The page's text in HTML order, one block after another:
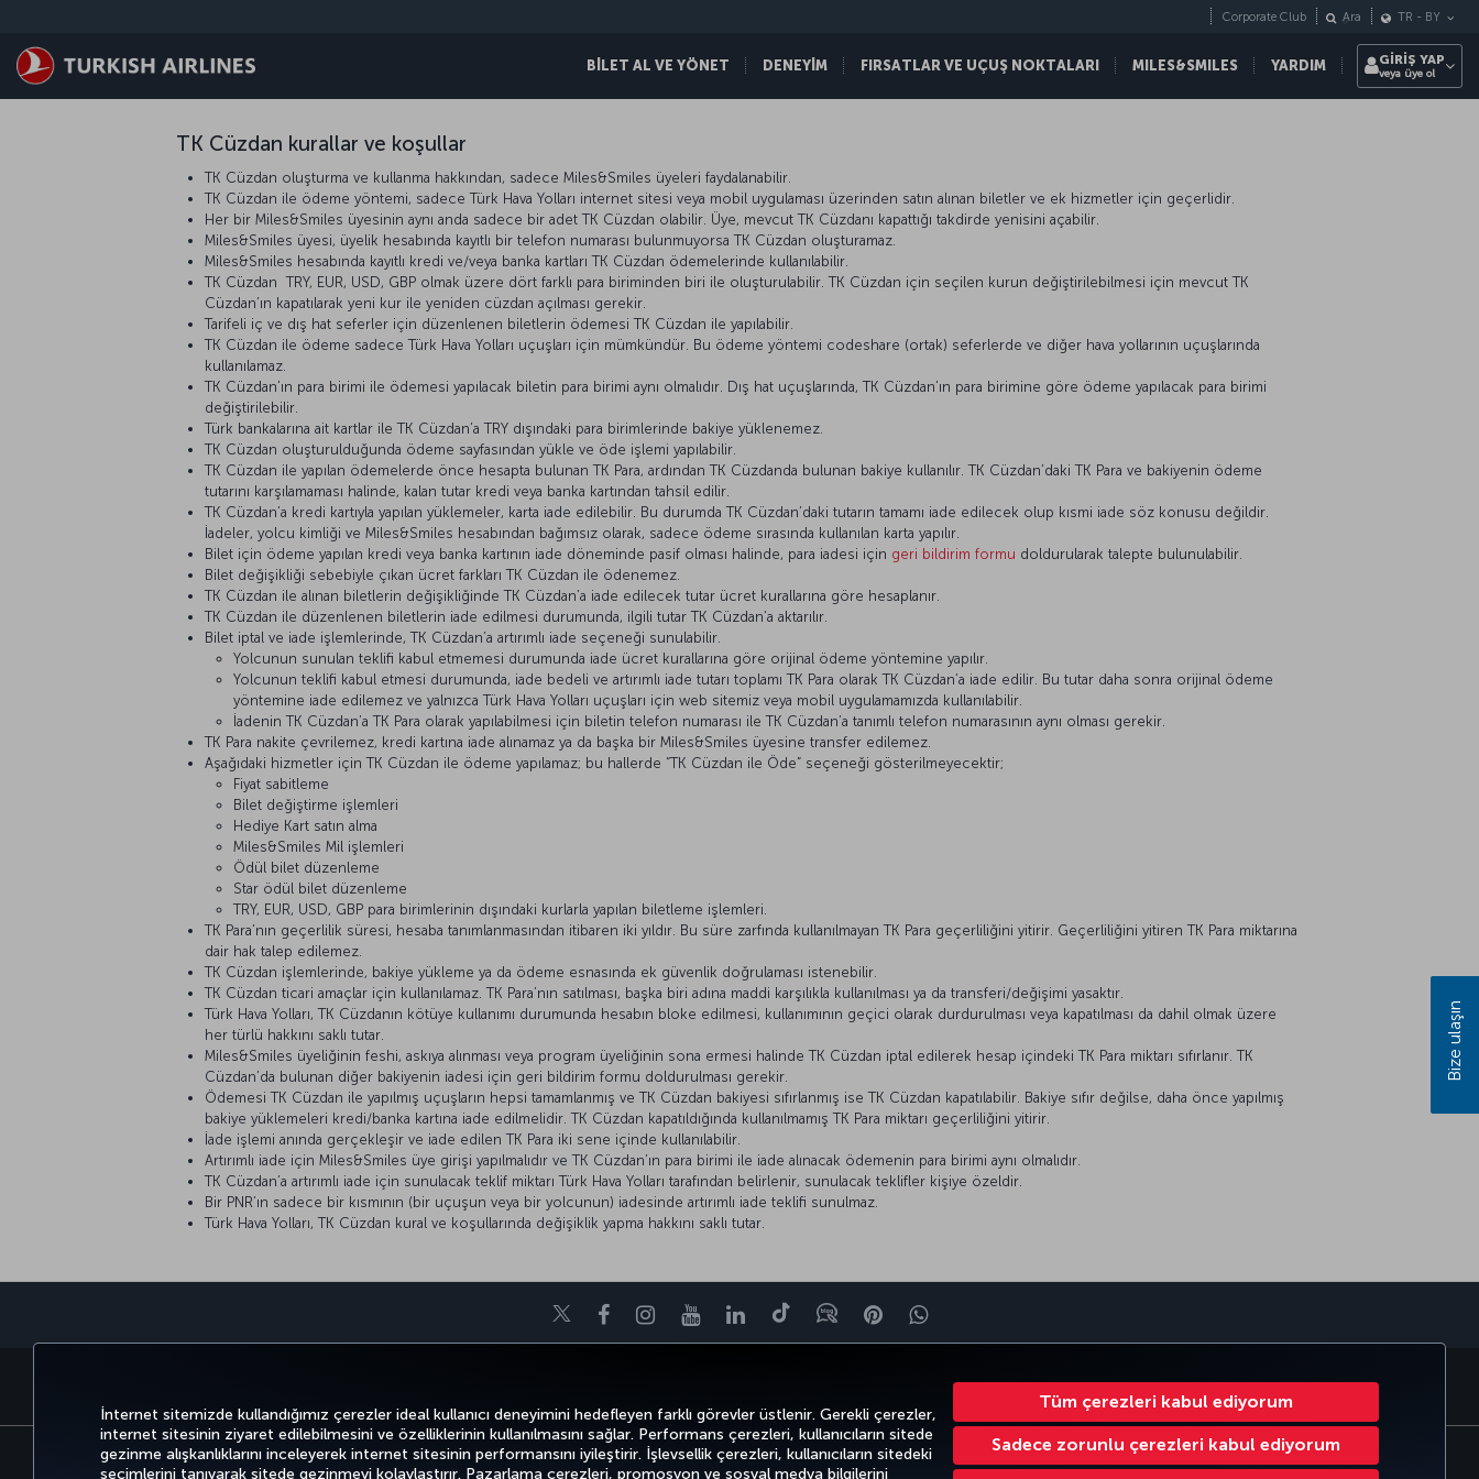
İnternet sitemizde kullandığımız çerezler ideal kullanıcı deneyimini hedefleyen farklı görevler üstlenir. Gerekli çerezler,
internet sitesinin ziyaret edilebilmesini ve özelliklerinin kullanılmasını sağlar. Performans çerezleri, kullanıcıların sitede
gezinme alışkanlıklarını inceleyerek internet sitesinin performansını iyileştirir. İşlevsellik çerezleri, kullanıcıların sitedeki
seçimlerini tanıyarak sitede gezinmeyi kolaylaştırır. Pazarlama çerezleri, promosyon ve sosyal medya bilgilerini
Tüm çerezleri kabul ediyorum
Sadece zorunlu çerezleri kabul ediyorum
BİLET AL VE YÖNET DENEYİM FIRSATLAR VE UÇUŞ NOKTALARI MILES&SMILES YARDIM
Corporate Club Ara TR - BY
GİRİŞ YAP
veya üye ol
TK Cüzdan kurallar ve koşullar
TK Cüzdan oluşturma ve kullanma hakkından, sadece Miles&Smiles üyeleri faydalanabilir.
TK Cüzdan ile ödeme yöntemi, sadece Türk Hava Yolları internet sitesi veya mobil uygulaması üzerinden satın alınan biletler ve ek hizmetler için geçerlidir.
Her bir Miles&Smiles üyesinin aynı anda sadece bir adet TK Cüzdan olabilir. Üye, mevcut TK Cüzdanı kapattığı takdirde yenisini açabilir.
Miles&Smiles üyesi, üyelik hesabında kayıtlı bir telefon numarası bulunmuyorsa TK Cüzdan oluşturamaz.
Miles&Smiles hesabında kayıtlı kredi ve/veya banka kartları TK Cüzdan ödemelerinde kullanılabilir.
TK Cüzdan TRY, EUR, USD, GBP olmak üzere dört farklı para biriminden biri ile oluşturulabilir. TK Cüzdan için seçilen kurun değiştirilebilmesi için mevcut TK
Cüzdan’ın kapatılarak yeni kur ile yeniden cüzdan açılması gerekir.
Tarifeli iç ve dış hat seferler için düzenlenen biletlerin ödemesi TK Cüzdan ile yapılabilir.
TK Cüzdan ile ödeme sadece Türk Hava Yolları uçuşları için mümkündür. Bu ödeme yöntemi codeshare (ortak) seferlerde ve diğer hava yollarının uçuşlarında
kullanılamaz.
TK Cüzdan’ın para birimi ile ödemesi yapılacak biletin para birimi aynı olmalıdır. Dış hat uçuşlarında, TK Cüzdan’ın para birimine göre ödeme yapılacak para birimi
değiştirilebilir.
Türk bankalarına ait kartlar ile TK Cüzdan’a TRY dışındaki para birimlerinde bakiye yüklenemez.
TK Cüzdan oluşturulduğunda ödeme sayfasından yükle ve öde işlemi yapılabilir.
TK Cüzdan ile yapılan ödemelerde önce hesapta bulunan TK Para, ardından TK Cüzdanda bulunan bakiye kullanılır. TK Cüzdan’daki TK Para ve bakiyenin ödeme
tutarını karşılamaması halinde, kalan tutar kredi veya banka kartından tahsil edilir.
TK Cüzdan’a kredi kartıyla yapılan yüklemeler, karta iade edilebilir. Bu durumda TK Cüzdan’daki tutarın tamamı iade edilecek olup kısmi iade söz konusu değildir.
İadeler, yolcu kimliği ve Miles&Smiles hesabından bağımsız olarak, sadece ödeme sırasında kullanılan karta yapılır.
Bilet için ödeme yapılan kredi veya banka kartının iade döneminde pasif olması halinde, para iadesi için geri bildirim formu doldurularak talepte bulunulabilir.
Bilet değişikliği sebebiyle çıkan ücret farkları TK Cüzdan ile ödenemez.
TK Cüzdan ile alınan biletlerin değişikliğinde TK Cüzdan’a iade edilecek tutar ücret kurallarına göre hesaplanır.
TK Cüzdan ile düzenlenen biletlerin iade edilmesi durumunda, ilgili tutar TK Cüzdan’a aktarılır.
Bilet iptal ve iade işlemlerinde, TK Cüzdan’a artırımlı iade seçeneği sunulabilir.
Yolcunun sunulan teklifi kabul etmemesi durumunda iade ücret kurallarına göre orijinal ödeme yöntemine yapılır.
Yolcunun teklifi kabul etmesi durumunda, iade bedeli ve artırımlı iade tutarı toplamı TK Para olarak TK Cüzdan’a iade edilir. Bu tutar daha sonra orijinal ödeme
yöntemine iade edilemez ve yalnızca Türk Hava Yolları uçuşları için web sitemiz veya mobil uygulamamızda kullanılabilir.
İadenin TK Cüzdan’a TK Para olarak yapılabilmesi için biletin telefon numarası ile TK Cüzdan’a tanımlı telefon numarasının aynı olması gerekir.
TK Para nakite çevrilemez, kredi kartına iade alınamaz ya da başka bir Miles&Smiles üyesine transfer edilemez.
Aşağıdaki hizmetler için TK Cüzdan ile ödeme yapılamaz; bu hallerde “TK Cüzdan ile Öde” seçeneği gösterilmeyecektir;
Fiyat sabitleme
Bilet değiştirme işlemleri
Hediye Kart satın alma
Miles&Smiles Mil işlemleri
Ödül bilet düzenleme
Star ödül bilet düzenleme
TRY, EUR, USD, GBP para birimlerinin dışındaki kurlarla yapılan biletleme işlemleri.
TK Para’nın geçerlilik süresi, hesaba tanımlanmasından itibaren iki yıldır. Bu süre zarfında kullanılmayan TK Para geçerliliğini yitirir. Geçerliliğini yitiren TK Para miktarına
dair hak talep edilemez.
TK Cüzdan işlemlerinde, bakiye yükleme ya da ödeme esnasında ek güvenlik doğrulaması istenebilir.
TK Cüzdan ticari amaçlar için kullanılamaz. TK Para’nın satılması, başka biri adına maddi karşılıkla kullanılması ya da transferi/değişimi yasaktır.
Türk Hava Yolları, TK Cüzdanın kötüye kullanımı durumunda hesabın bloke edilmesi, kullanımının geçici olarak durdurulması veya kapatılması da dahil olmak üzere
her türlü hakkını saklı tutar.
Miles&Smiles üyeliğinin feshi, askıya alınması veya program üyeliğinin sona ermesi halinde TK Cüzdan iptal edilerek hesap içindeki TK Para miktarı sıfırlanır. TK
Cüzdan’da bulunan diğer bakiyenin iadesi için geri bildirim formu doldurulması gerekir.
Ödemesi TK Cüzdan ile yapılmış uçuşların hepsi tamamlanmış ve TK Cüzdan bakiyesi sıfırlanmış ise TK Cüzdan kapatılabilir. Bakiye sıfır değilse, daha önce yapılmış
bakiye yüklemeleri kredi/banka kartına iade edilmelidir. TK Cüzdan kapatıldığında kullanılmamış TK Para miktarı geçerliliğini yitirir.
İade işlemi anında gerçekleşir ve iade edilen TK Para iki sene içinde kullanılabilir.
Artırımlı iade için Miles&Smiles üye girişi yapılmalıdır ve TK Cüzdan’ın para birimi ile iade alınacak ödemenin para birimi aynı olmalıdır.
TK Cüzdan’a artırımlı iade için sunulacak teklif miktarı Türk Hava Yolları tarafından belirlenir, sunulacak teklifler kişiye özeldir.
Bir PNR’ın sadece bir kısmının (bir uçuşun veya bir yolcunun) iadesinde artırımlı iade teklifi sunulmaz.
Türk Hava Yolları, TK Cüzdan kural ve koşullarında değişiklik yapma hakkını saklı tutar.
TwitterFacebookInstagram
YoutubeLinkedIn
TiktokBlogPinterestWhatsapp
CORPORATE CLUB TÜRK HAVA YOLLARI
Bilgi Toplumu Hizmetleri Erişilebilirlik Gizlilik ve Çerez Politikası Yasal Uyarı Yolcu Hakları Çerez Ayarlarını Değiştir
Bize ulaşın